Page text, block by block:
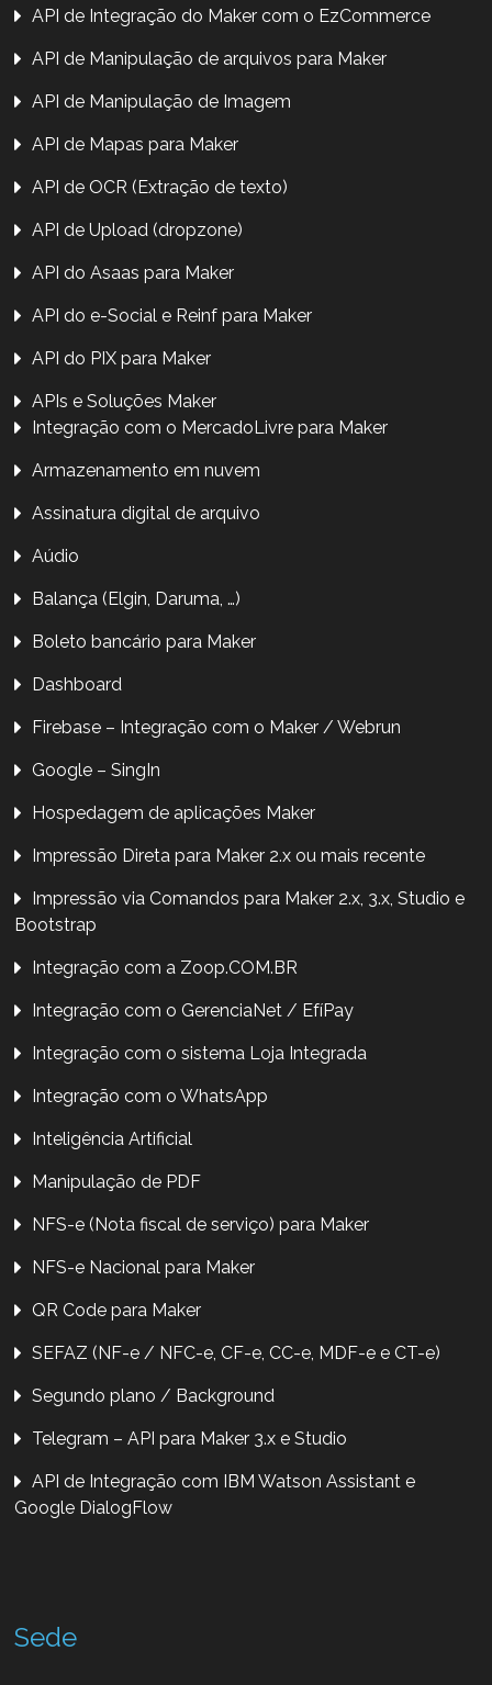
API de Integração do Maker com o EzCommerce
API de Manipulação de arquivos para Maker
API de Manipulação de Imagem
API de Mapas para Maker
API de OCR (Extração de texto)
API de Upload (dropzone)
API do Asaas para Maker
API do e-Social e Reinf para Maker
API do PIX para Maker
APIs e Soluções Maker
Integração com o MercadoLivre para Maker
Armazenamento em nuvem
Assinatura digital de arquivo
Aúdio
Balança (Elgin, Daruma, …)
Boleto bancário para Maker
Dashboard
Firebase – Integração com o Maker / Webrun
Google – SingIn
Hospedagem de aplicações Maker
Impressão Direta para Maker 2.x ou mais recente
Impressão via Comandos para Maker 2.x, 3.x, Studio e
Bootstrap
Integração com a Zoop.COM.BR
Integração com o GerenciaNet / EfíPay
Integração com o sistema Loja Integrada
Integração com o WhatsApp
Inteligência Artificial
Manipulação de PDF
NFS-e (Nota fiscal de serviço) para Maker
NFS-e Nacional para Maker
QR Code para Maker
SEFAZ (NF-e / NFC-e, CF-e, CC-e, MDF-e e CT-e)
Segundo plano / Background
Telegram – API para Maker 3.x e Studio
API de Integração com IBM Watson Assistant e
Google DialogFlow
Sede